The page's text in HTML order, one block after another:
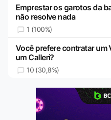
Emprestar os garotos da
não resolve nada
1 (100%)
Você prefere contratar um
um Calleri?
10 (30,8%)